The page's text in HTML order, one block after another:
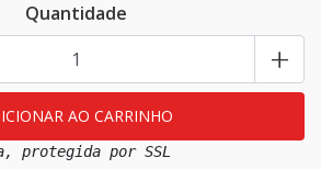
Quantidade
+
protegida por SSL